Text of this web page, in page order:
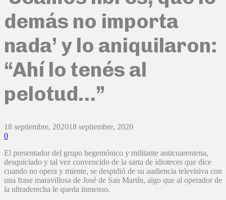
demás no importa
nada’ y lo aniquilaron:
“Ahí lo tenés al
pelotud…”
18 septiembre, 202018 septiembre, 2020
0
El presentador del grupo hegemónico y militante anticuarentena,
desquiciado y tal vez convencido de la sarta de idioteces que dice
cuando no opera y miente, se despidió de su audiencia televisiva con
una frase maravillosa de José de San Martín, algo que al operador de
la ultraderecha le queda inmenso.